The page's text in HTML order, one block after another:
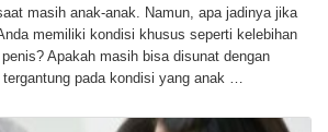
masih anak-anak. Namun, apa jadinya jika
memiliki kondisi khusus seperti kelebihan
Apakah masih bisa disunat dengan
pada kondisi yang anak …